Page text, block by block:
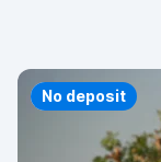
Priority
No deposit